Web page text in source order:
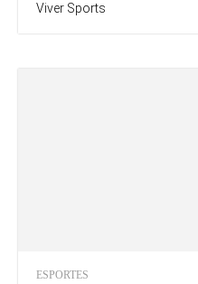
Viver Sports
ESPORTES